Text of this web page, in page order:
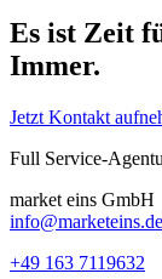
Es ist Zeit
Immer.
Jetzt Kontakt
Full Service-
market eins GmbH
info@marketeins.de
+49 163 7119632